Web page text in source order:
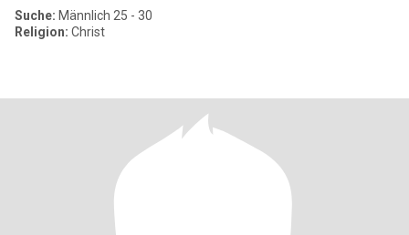
Suche: Männlich 25 - 30
Religion: Christ